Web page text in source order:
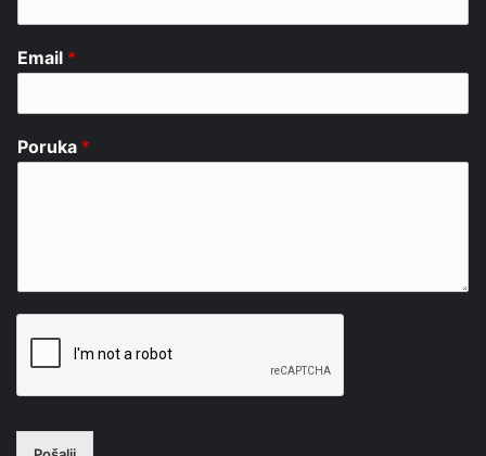
Email *
Poruka *